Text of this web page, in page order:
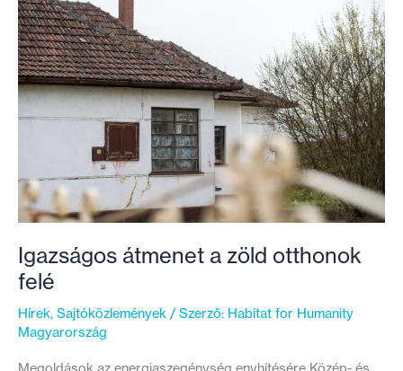
szegénység
csökkentéséért?
Igazságos átmenet a zöld otthonok
felé
Hírek, Sajtóközlemények / Szerző: Habitat for Humanity
Magyarország